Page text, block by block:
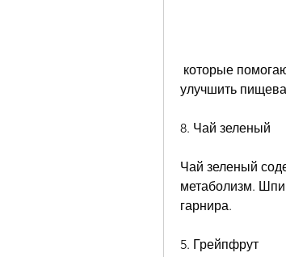
улучшить
8. Чай зеленый
Чай зеленый
метаболизм.
гарнира.
5. Грейпфрут